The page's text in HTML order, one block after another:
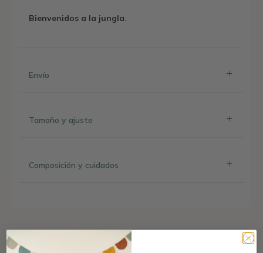
Bienvenidos a la jungla.
Envío
Tamaño y ajuste
Composición y cuidados